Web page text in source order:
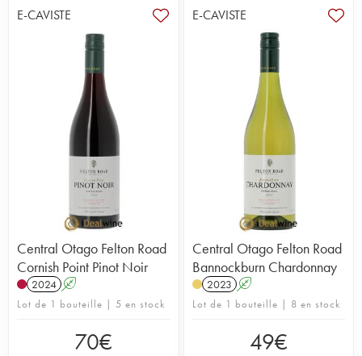
E-CAVISTE
Central Otago Felton Road
Cornish Point Pinot Noir
2024 A
Lot de 1 bouteille | 5 en stock
70€
E-CAVISTE
Central Otago Felton Road
Bannockburn Chardonnay
2023 A
Lot de 1 bouteille | 8 en stock
49€